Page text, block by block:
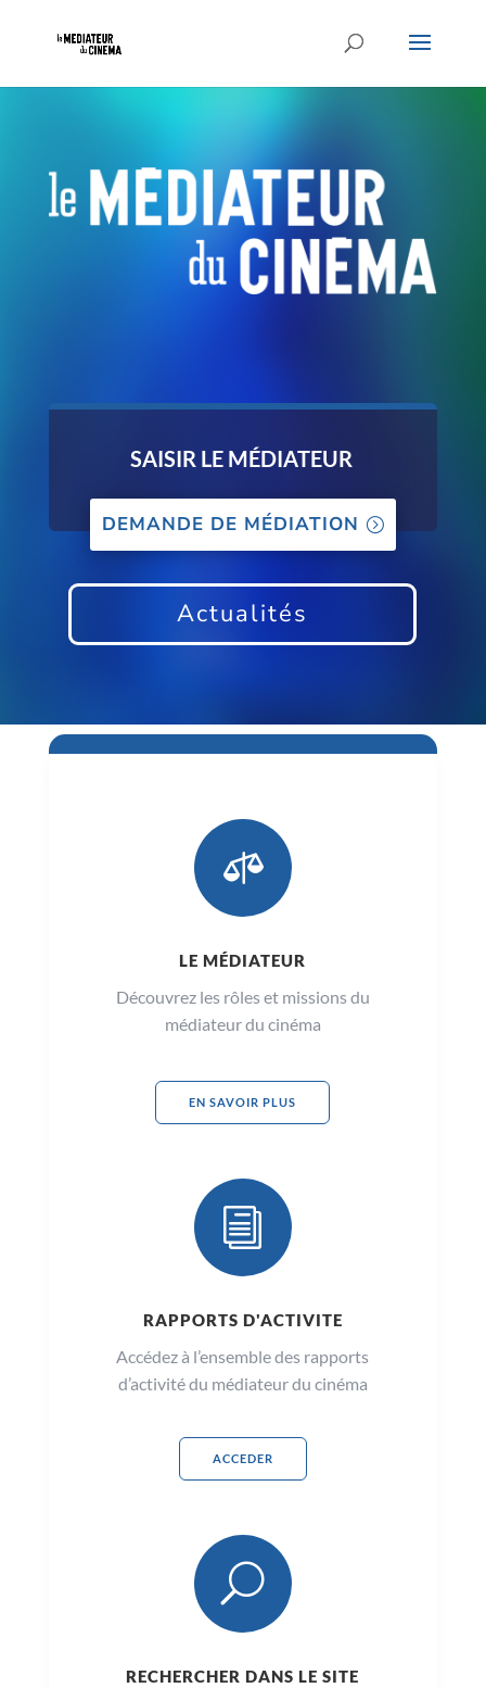
SAISIR LE MÉDIATEUR
DEMANDE DE MÉDIATION
Actualités

LE MÉDIATEUR
Découvrez les rôles et missions du
médiateur du cinéma
EN SAVOIR PLUS
i
RAPPORTS D'ACTIVITE
Accédez à l’ensemble des rapports
d’activité du médiateur du cinéma
ACCEDER
U
RECHERCHER DANS LE SITE